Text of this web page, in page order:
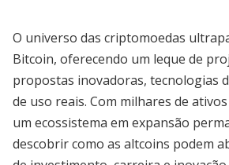
O universo das criptomoedas
Bitcoin, oferecendo um leque de
propostas inovadoras, tecnologias
de uso reais. Com milhares de
um ecossistema em expansão
descobrir como as altcoins podem